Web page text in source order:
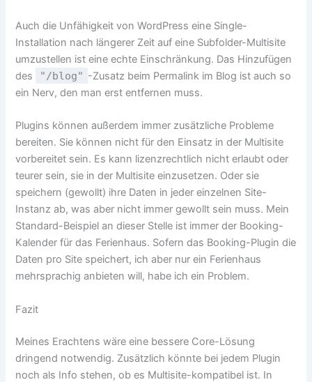
Auch die Unfähigkeit von WordPress eine Single-
Installation nach längerer Zeit auf eine Subfolder-Multisite
umzustellen ist eine echte Einschränkung. Das Hinzufügen
des
"/blog" -Zusatz beim Permalink im Blog ist auch so
ein Nerv, den man erst entfernen muss.
Plugins können außerdem immer zusätzliche Probleme
bereiten. Sie können nicht für den Einsatz in der Multisite
vorbereitet sein. Es kann lizenzrechtlich nicht erlaubt oder
teurer sein, sie in der Multisite einzusetzen. Oder sie
speichern (gewollt) ihre Daten in jeder einzelnen Site-
Instanz ab, was aber nicht immer gewollt sein muss. Mein
Standard-Beispiel an dieser Stelle ist immer der Booking-
Kalender für das Ferienhaus. Sofern das Booking-Plugin die
Daten pro Site speichert, ich aber nur ein Ferienhaus
mehrsprachig anbieten will, habe ich ein Problem.
Fazit
Meines Erachtens wäre eine bessere Core-Lösung
dringend notwendig. Zusätzlich könnte bei jedem Plugin
noch als Info stehen, ob es Multisite-kompatibel ist. In